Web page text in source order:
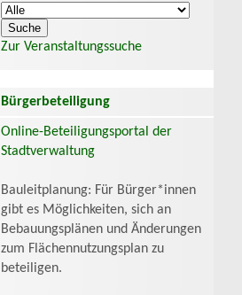
Zur Veranstaltungssuche
Bürgerbeteiligung
Online-Beteiligungsportal der
Stadtverwaltung
Bauleitplanung: Für Bürger*innen
gibt es Möglichkeiten, sich an
Bebauungsplänen und Änderungen
zum Flächennutzungsplan zu
beteiligen.